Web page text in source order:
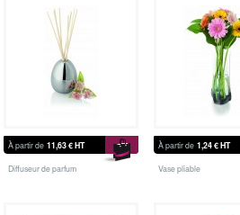
À partir de 11,63 €HT
Diffuseur de parfum
À partir de 1,24 €HT
Vase pliable